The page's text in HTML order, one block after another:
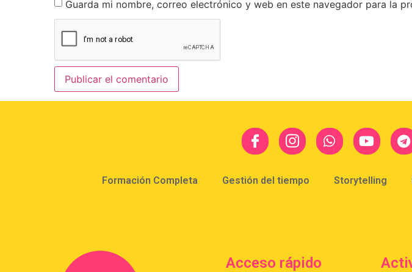
Guarda mi nombre, correo electrónico y web en este navegador para la
Formación Completa Gestión del tiempo Storytelling
Acceso rápido